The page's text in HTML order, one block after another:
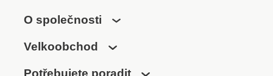
O společnosti
Velkoobchod